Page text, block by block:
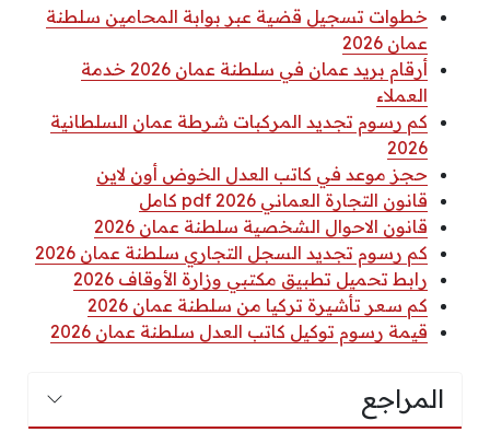
خطوات تسجيل قضية عبر بوابة المحامين سلطنة
عمان 2026
أرقام بريد عمان في سلطنة عمان 2026 خدمة
العملاء
كم رسوم تجديد المركبات شرطة عمان السلطانية
2026
حجز موعد في كاتب العدل الخوض أون لاين
قانون التجارة العماني 2026 pdf كامل
قانون الاحوال الشخصية سلطنة عمان 2026
كم رسوم تجديد السجل التجاري سلطنة عمان 2026
رابط تحميل تطبيق مكتبي وزارة الأوقاف 2026
كم سعر تأشيرة تركيا من سلطنة عمان 2026
قيمة رسوم توكيل كاتب العدل سلطنة عمان 2026
المراجع